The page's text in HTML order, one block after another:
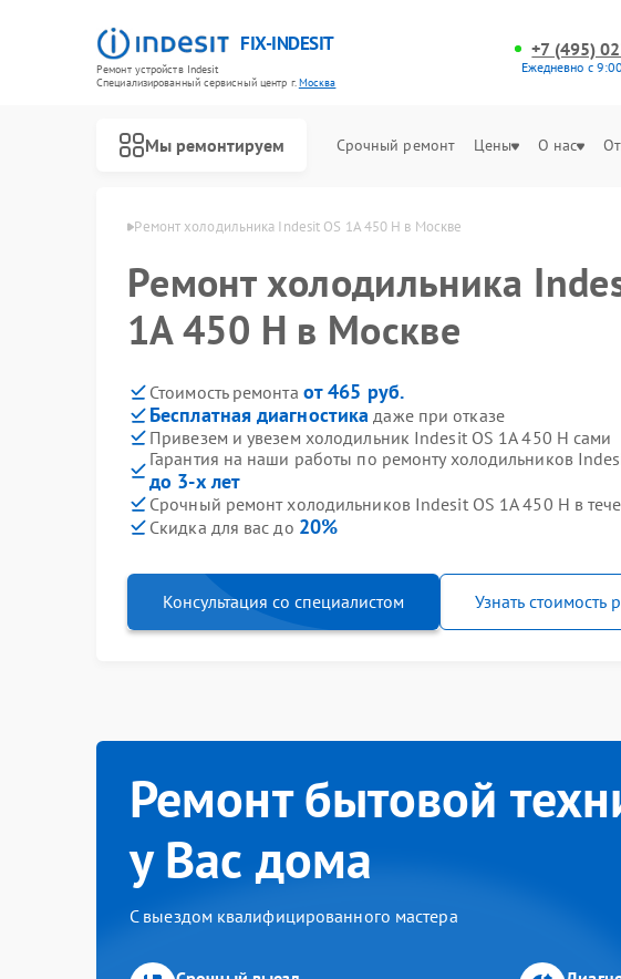
FIX-INDESIT
Ремонт устройств Indesit
Специализированный cервисный центр г.Москва
+7 (495)
Ежедневно с
Мы ремонтируем Срочный ремонт Цены О нас
Indesit в Москве Ремонт холодильника Indesit OS 1A 450 H в Москве
Ремонт холодильника
1A 450 H в Москве
Стоимость ремонта от 465 руб.
Бесплатная диагностика даже при отказе
Привезем и увезем холодильник Indesit OS 1A 450 H сами
Гарантия на наши работы по ремонту холодильников
до 3-х лет
Срочный ремонт холодильников Indesit OS 1A 450 H в
Скидка для вас до 20%
Консультация со специалистом Узнать стоимость
Ремонт бытовой
у Вас дома
С выездом квалифицированного мастера